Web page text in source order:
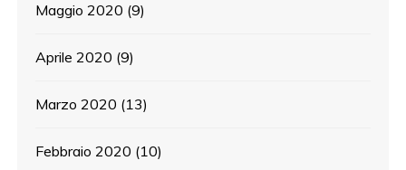
Maggio 2020 (9)
Aprile 2020 (9)
Marzo 2020 (13)
Febbraio 2020 (10)